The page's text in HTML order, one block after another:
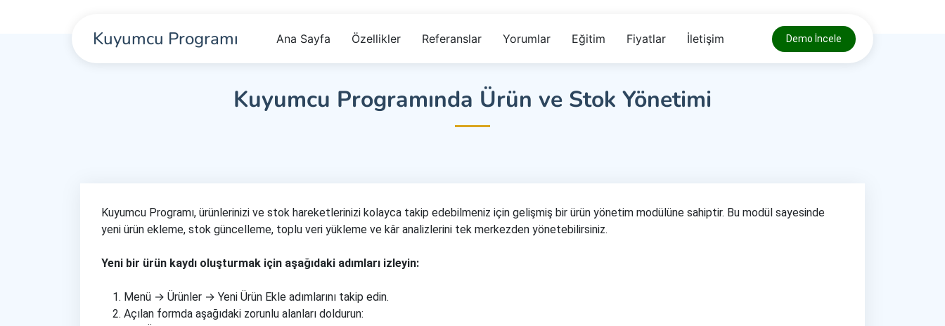
Kuyumcu Programı Ana Sayfa Özellikler Referanslar Yorumlar Eğitim Fiyatlar İletişim Demo İncele
Kuyumcu Programında Ürün ve Stok Yönetimi
Kuyumcu Programı, ürünlerinizi ve stok hareketlerinizi kolayca takip edebilmeniz için gelişmiş bir ürün yönetim modülüne sahiptir. Bu modül sayesinde
yeni ürün ekleme, stok güncelleme, toplu veri yükleme ve kâr analizlerini tek merkezden yönetebilirsiniz.
Yeni bir ürün kaydı oluşturmak için aşağıdaki adımları izleyin:
Menü → Ürünler → Yeni Ürün Ekle adımlarını takip edin.
Açılan formda aşağıdaki zorunlu alanları doldurun: